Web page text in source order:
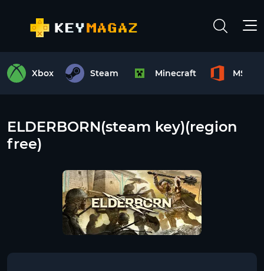
Xbox Steam Minecraft MS
ELDERBORN(steam key)(region
free)